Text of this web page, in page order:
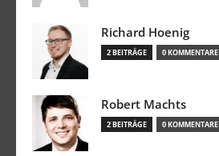
Richard Hoenig
2 BEITRÄGE 0 KOMMENTARE
Robert Machts
2 BEITRÄGE 0 KOMMENTARE